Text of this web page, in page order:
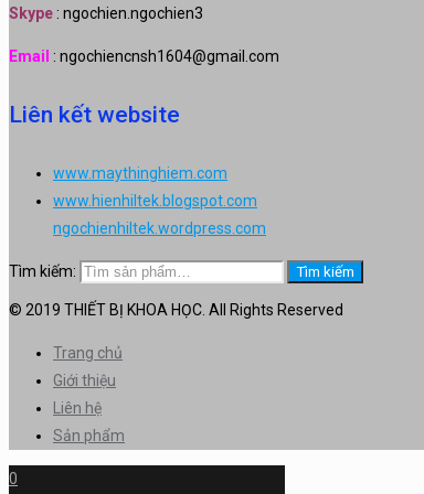
Skype : ngochien.ngochien3
Email : ngochiencnsh1604@gmail.com
Liên kết website
www.maythinghiem.com
www.hienhiltek.blogspot.com
ngochienhiltek.wordpress.com
Tìm kiếm: Tìm kiếm
© 2019 THIẾT BỊ KHOA HỌC. All Rights Reserved
Trang chủ
Giới thiệu
Liên hệ
Sản phẩm
0